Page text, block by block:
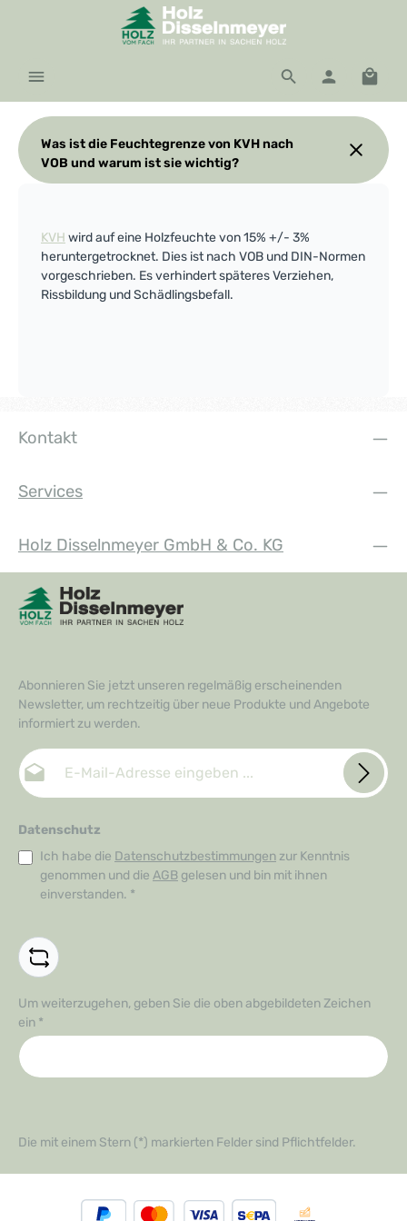
Zum Hauptinhalt springen
Was ist die Feuchtegrenze von KVH nach
VOB und warum ist sie wichtig?
KVH wird auf eine Holzfeuchte von 15% +/- 3%
heruntergetrocknet. Dies ist nach VOB und DIN-Normen
vorgeschrieben. Es verhindert späteres Verziehen,
Rissbildung und Schädlingsbefall.
Kontakt
Services
Holz Disselnmeyer GmbH & Co. KG
Abonnieren Sie jetzt unseren regelmäßig erscheinenden
Newsletter, um rechtzeitig über neue Produkte und Angebote
informiert zu werden.
E-Mail-Adresse*
Datenschutz
Ich habe die Datenschutzbestimmungen zur Kenntnis
genommen und die AGB gelesen und bin mit ihnen
einverstanden. *
Um weiterzugehen, geben Sie die oben abgebildeten Zeichen
ein *
Die mit einem Stern (*) markierten Felder sind Pflichtfelder.